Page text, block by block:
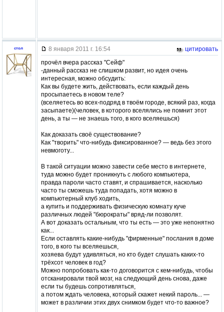
стол 8 января 2011 г. 16:54
цитировать
прочёл вчера рассказ "Сейф"
-данный рассказ не слишком развит, но идея очень
интересная, можно обсудить:
Как вы будете жить, действовать, если каждый день
просыпаетесь в новом теле?
(вселяетесь во всех-подряд в твоём городе, всякий раз, когда
засыпаете)(человек, в которого вселялись не помнит этот
день, а ты — не знаешь того, в кого вселяешься)
Как доказать своё существование?
Как "творить" что-нибудь фиксированное? — ведь без этого
невмоготу...
В такой ситуации можно завести себе место в интернете,
туда можно будет проникнуть с любого компьютера,
правда пароли часто ставят, и спрашивается, насколько
часто ты сможешь туда попадать, хотя можно в
компьютерный клуб ходить,
а купить и поддерживать физическую комнату куче
различных людей "бюрократы" вряд-ли позволят.
А вот доказать остальным, что ты есть — это уже непонятно
как...
Если оставлять какие-нибудь "фирменные" послания в доме
того, в кого ты вселяешься,
хозяева будут удивляться, но кто будет слушать каких-то
трёхсот человек в год?
Можно попробовать как-то договорится с кем-нибудь, чтобы
отсканировали твой мозг, на следующий день снова, даже
если ты будешь сопротивляться,
а потом ждать человека, который скажет некий пароль... —
может в различии этих двух снимком будет что-то важное?